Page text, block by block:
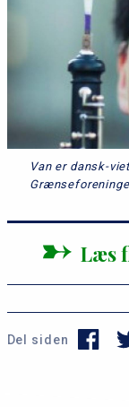
Van er dansk-
Læs
Del siden